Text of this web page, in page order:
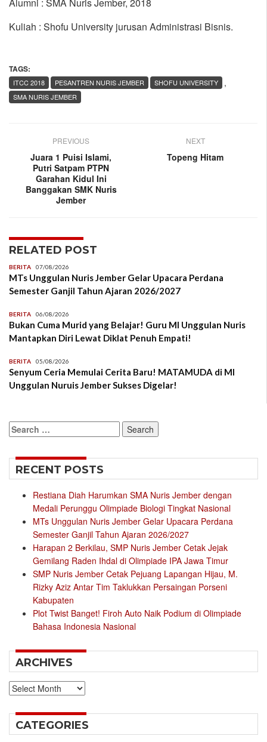
Alumni : SMA Nuris Jember, 2018
Kuliah : Shofu University jurusan Administrasi Bisnis.
TAGS:
,
ITCC 2018 PESANTREN NURIS JEMBER
SHOFU UNIVERSITY
SMA NURIS JEMBER
PREVIOUS
Juara 1 Puisi Islami,
Putri Satpam PTPN
Garahan Kidul Ini
Banggakan SMK Nuris
Jember
NEXT
Topeng Hitam
RELATED POST
BERITA 07/08/2026
MTs Unggulan Nuris Jember Gelar Upacara Perdana
Semester Ganjil Tahun Ajaran 2026/2027
BERITA 06/08/2026
Bukan Cuma Murid yang Belajar! Guru MI Unggulan Nuris
Mantapkan Diri Lewat Diklat Penuh Empati!
BERITA 05/08/2026
Senyum Ceria Memulai Cerita Baru! MATAMUDA di MI
Unggulan Nuruis Jember Sukses Digelar!
Search
for:
RECENT POSTS
Restiana Diah Harumkan SMA Nuris Jember dengan
Medali Perunggu Olimpiade Biologi Tingkat Nasional
MTs Unggulan Nuris Jember Gelar Upacara Perdana
Semester Ganjil Tahun Ajaran 2026/2027
Harapan 2 Berkilau, SMP Nuris Jember Cetak Jejak
Gemilang Raden Ihdal di Olimpiade IPA Jawa Timur
SMP Nuris Jember Cetak Pejuang Lapangan Hijau, M.
Rizky Aziz Antar Tim Taklukkan Persaingan Porseni
Kabupaten
Plot Twist Banget! Firoh Auto Naik Podium di Olimpiade
Bahasa Indonesia Nasional
ARCHIVES
Archives
CATEGORIES